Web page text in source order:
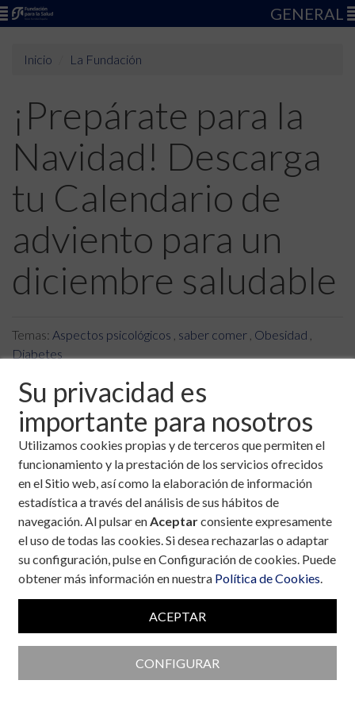
Su privacidad es
importante para nosotros
Utilizamos cookies propias y de terceros que permiten el
funcionamiento y la prestación de los servicios ofrecidos
en el Sitio web, así como la elaboración de información
estadística a través del análisis de sus hábitos de
navegación. Al pulsar enAceptarconsiente expresamente
el uso de todas las cookies. Si desea rechazarlas o adaptar
su configuración, pulse en Configuración de cookies. Puede
obtener más información en nuestra Política de Cookies.
ACEPTAR
CONFIGURAR
GENERAL
Inicio La Fundación
¡Prepárate para la
Navidad! Descarga
tu Calendario de
adviento para un
diciembre saludable
Temas: Aspectos psicológicos saber comer Obesidad
Diabetes
La temporada festiva está a la vuelta de la esquina, y sabemos
que a veces puede sentirse como un reto mantener el
equilibrio mientras disfrutamos de las celebraciones. ¡Pero
este año es diferente!
Hemos trabajado arduamente para transformar la tradición
del Calendario de Adviento en una herramienta
significativa y de crecimientopara ti y tu familia.
Hemos creadoDOS Calendarios de Adviento exclusivos
que van mucho más allá de un dulce diario. Son 24 días
Más que un Regalo, una herramienta de crecimiento
la diabetes y